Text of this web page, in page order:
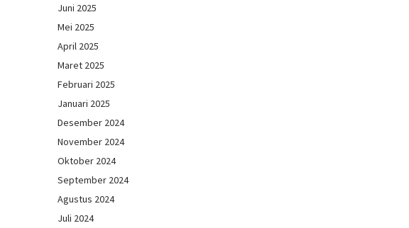
Juni 2025
Mei 2025
April 2025
Maret 2025
Februari 2025
Januari 2025
Desember 2024
November 2024
Oktober 2024
September 2024
Agustus 2024
Juli 2024